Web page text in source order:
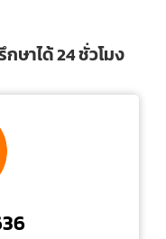
ษาได้ 24 ชั่วโมง